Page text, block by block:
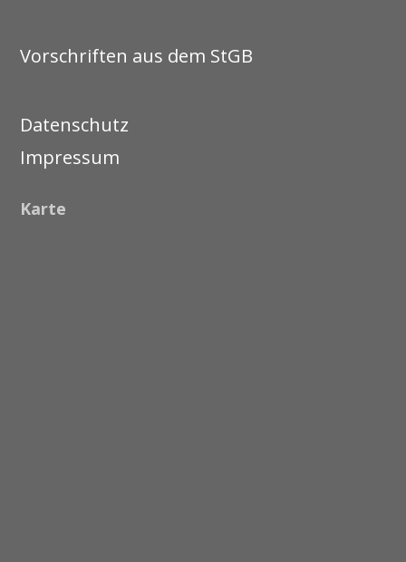
Vorschriften aus dem StGB
Datenschutz
Impressum
Karte